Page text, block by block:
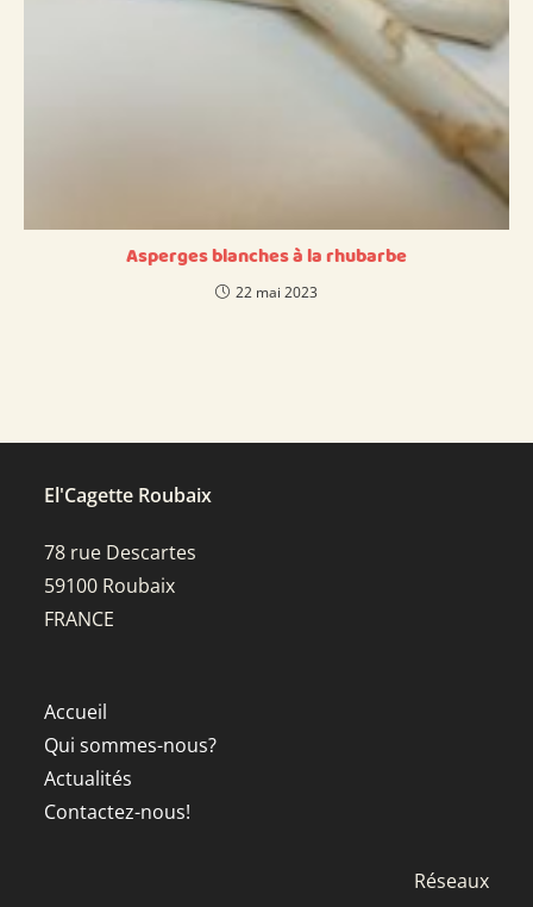
Asperges blanches à la rhubarbe
22 mai 2023
El'Cagette Roubaix
78 rue Descartes
59100 Roubaix
FRANCE
Accueil
Qui sommes-nous?
Actualités
Contactez-nous!
Réseaux